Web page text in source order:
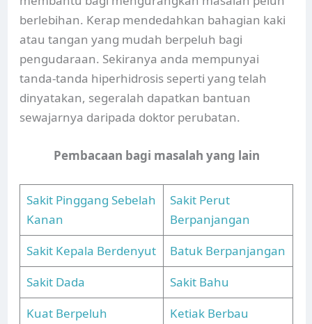
berlebihan. Kerap mendedahkan bahagian kaki
atau tangan yang mudah berpeluh bagi
pengudaraan. Sekiranya anda mempunyai
tanda-tanda hiperhidrosis seperti yang telah
dinyatakan, segeralah dapatkan bantuan
sewajarnya daripada doktor perubatan.
Pembacaan bagi masalah yang lain
Sakit Pinggang Sebelah
Kanan
Sakit Perut
Berpanjangan
Sakit Kepala Berdenyut
Batuk Berpanjangan
Sakit Dada
Sakit Bahu
Kuat Berpeluh
Ketiak Berbau